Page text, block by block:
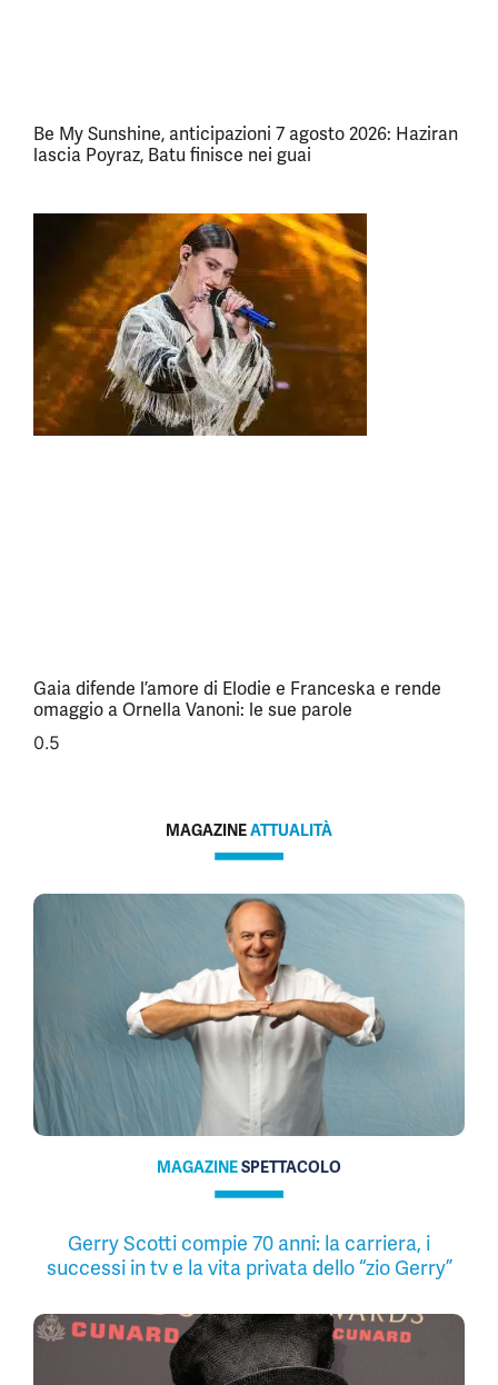
Be My Sunshine, anticipazioni 7 agosto 2026: Haziran
lascia Poyraz, Batu finisce nei guai
Gaia difende l’amore di Elodie e Franceska e rende
omaggio a Ornella Vanoni: le sue parole
MAGAZINEATTUALITÀ
MAGAZINESPETTACOLO
Gerry Scotti compie 70 anni: la carriera, i
successi in tv e la vita privata dello “zio Gerry”